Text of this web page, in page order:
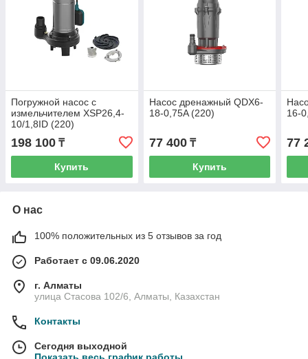
Погружной насос с
измельчителем XSP26,4-
10/1,8ID (220)
198 100 ₸
Купить
Насос дренажный QDX6-
18-0,75A (220)
77 400₸
Купить
16-
77
О нас
100% положительных из 5 отзывов за год
Работает с 09.06.2020
г. Алматы
улица Стасова 102/6, Алматы, Казахстан
Контакты
Сегодня выходной